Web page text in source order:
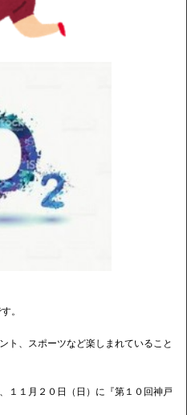
。
ト、スポーツなど楽しまれていること
１１月２０日（日）に『第１０回神戸